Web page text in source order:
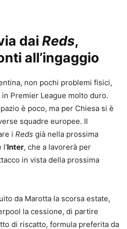
dai Reds,
all’ingaggio
non pochi problemi fisici,
Premier League molto duro.
è poco, ma per Chiesa si è
squadre europee. Il
i Reds già nella prossima
Inter, che a lavorerà per
in vista della prossima
da Marotta la scorsa estate,
la cessione, di partire
di riscatto, formula preferita da